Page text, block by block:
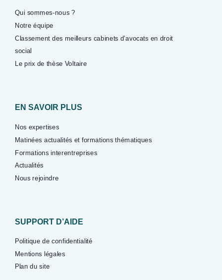
Qui sommes-nous ?
Notre équipe
Classement des meilleurs cabinets d’avocats en droit
social
Le prix de thèse Voltaire
EN SAVOIR PLUS
Nos expertises
Matinées actualités et formations thématiques
Formations interentreprises
Actualités
Nous rejoindre
SUPPORT D’AIDE
Politique de confidentialité
Mentions légales
Plan du site